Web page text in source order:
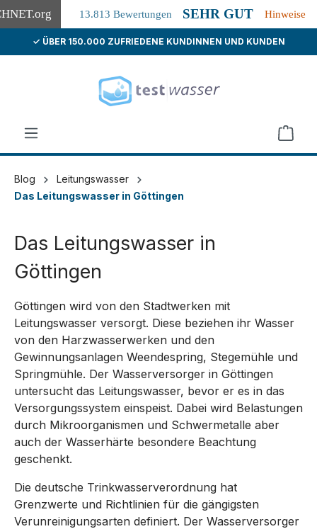
.org 13.813 Bewertungen SEHR GUT Hinweise
springen
✓ ÜBER 150.000 ZUFRIEDENE KUNDINNEN UND KUNDEN
Blog
Leitungswasser
Das Leitungswasser in Göttingen
Das Leitungswasser in
Göttingen
Göttingen wird von den Stadtwerken mit
Leitungswasser versorgt. Diese beziehen ihr Wasser
von den Harzwasserwerken und den
Gewinnungsanlagen Weendespring, Stegemühle und
Springmühle. Der Wasserversorger in Göttingen
untersucht das Leitungswasser, bevor er es in das
Versorgungssystem einspeist. Dabei wird Belastungen
durch Mikroorganismen und Schwermetalle aber
auch der Wasserhärte besondere Beachtung
geschenkt.
Die deutsche Trinkwasserverordnung hat
Grenzwerte und Richtlinien für die gängigsten
Verunreinigungsarten definiert. Der Wasserversorger